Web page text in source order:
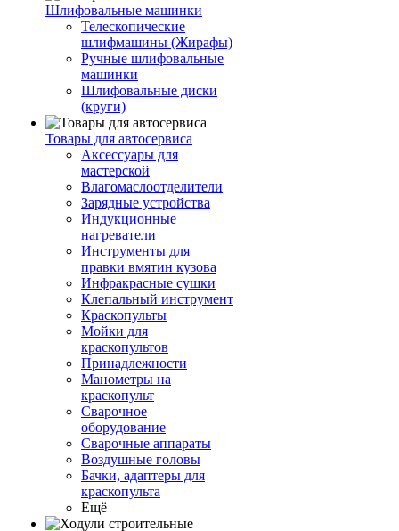
Шлифовальные машинки
Телескопические
шлифмашины (Жирафы)
Ручные шлифовальные
машинки
Шлифовальные диски
(круги)
Товары для автосервиса
Аксессуары для
мастерской
Влагомаслоотделители
Зарядные устройства
Индукционные
нагреватели
Инструменты для
правки вмятин кузова
Инфракрасные сушки
Клепальный инструмент
Краскопульты
Мойки для
краскопультов
Принадлежности
Манометры на
краскопульт
Сварочное
оборудование
Сварочные аппараты
Воздушные головы
Бачки, адаптеры для
краскопульта
Ещё